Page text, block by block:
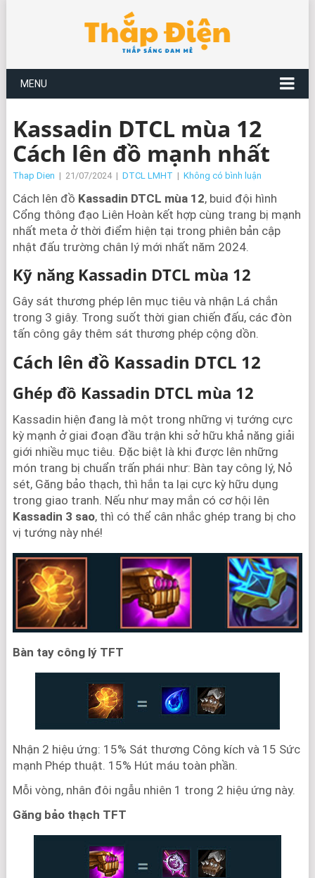
MENU
Kassadin DTCL mùa 12
Cách lên đồ mạnh nhất
Thap Dien | 21/07/2024 | DTCL LMHT | Không có bình luận
Cách lên đồ Kassadin DTCL mùa 12, buid đội hình
Cổng thông đạo Liên Hoàn kết hợp cùng trang bị mạnh
nhất meta ở thời điểm hiện tại trong phiên bản cập
nhật đấu trường chân lý mới nhất năm 2024.
Kỹ năng Kassadin DTCL mùa 12
Gây sát thương phép lên mục tiêu và nhận Lá chắn
trong 3 giây. Trong suốt thời gian chiến đấu, các đòn
tấn công gây thêm sát thương phép cộng dồn.
Cách lên đồ Kassadin DTCL 12
Ghép đồ Kassadin DTCL mùa 12
Kassadin hiện đang là một trong những vị tướng cực
kỳ mạnh ở giai đoạn đầu trận khi sở hữu khả năng giải
giới nhiều mục tiêu. Đặc biệt là khi được lên những
món trang bị chuẩn trấn phái như: Bàn tay công lý, Nỏ
sét, Găng bảo thạch, thì hắn ta lại cực kỳ hữu dụng
trong giao tranh. Nếu như may mắn có cơ hội lên
Kassadin 3 sao, thì có thể cân nhắc ghép trang bị cho
vị tướng này nhé!
Bàn tay công lý TFT
Nhận 2 hiệu ứng: 15% Sát thương Công kích và 15 Sức
mạnh Phép thuật. 15% Hút máu toàn phần.
Mỗi vòng, nhân đôi ngẫu nhiên 1 trong 2 hiệu ứng này.
Găng bảo thạch TFT